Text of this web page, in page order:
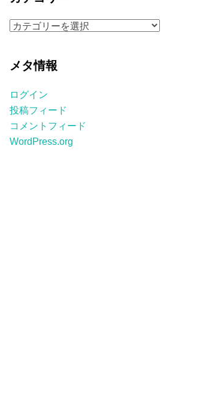
イ
ブ
カ
リ
メタ情報
ログイン
投稿フィード
コメントフィード
WordPress.org